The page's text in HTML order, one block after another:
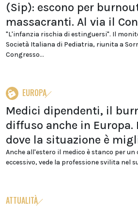
(Sip): escono per
massacranti. Al via il
"L'infanzia rischia di estinguersi". Il
Società Italiana di Pediatria, riunita a
Congresso...
EUROPA
Medici dipendenti, il
diffuso anche in Europa.
dove la situazione è
Anche all'estero il medico è stanco per un
eccessivo, vede la professione svilita nel
ATTUALITÀ